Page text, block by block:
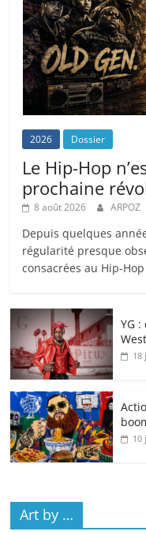
2026 Dossier
Le Hip-Hop
prochaine
8 août 2026 ARPOZ
Depuis quelques
régularité presque
consacrées au Hip-
YG
18
10
Art by …